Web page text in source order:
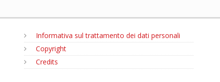
Informativa sul trattamento dei dati personali
Copyright
Credits